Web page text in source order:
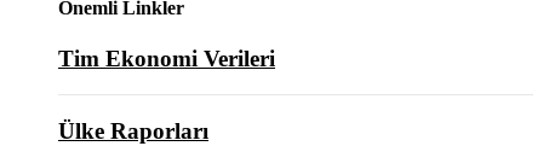
Önemli Linkler
Tim Ekonomi Verileri
Ülke Raporları